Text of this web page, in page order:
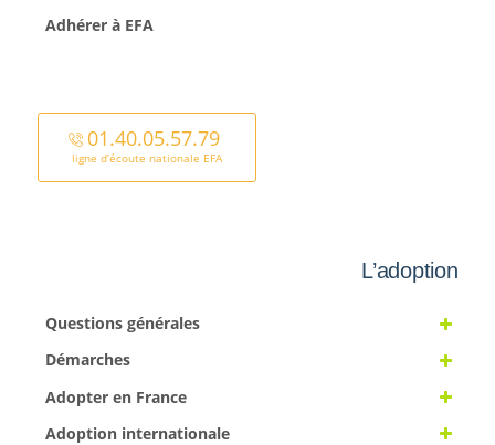
Adhérer à EFA
01.40.05.57.79
ligne d’écoute nationale EFA
L’adoption
Questions générales
Démarches
Adopter en France
Adoption internationale